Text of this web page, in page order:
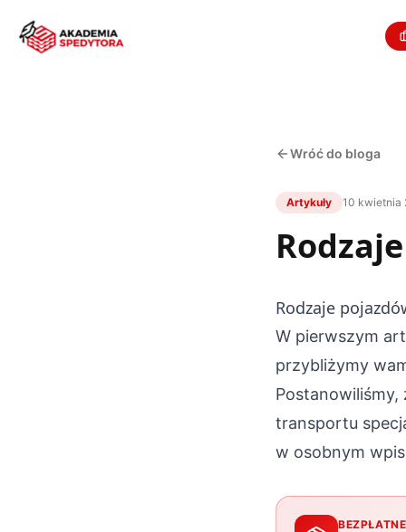
Wróć do bloga
Artykuły 10 kwietnia
Rodzaje
W pierwszym
przybliżymy
transportu
w osobnym